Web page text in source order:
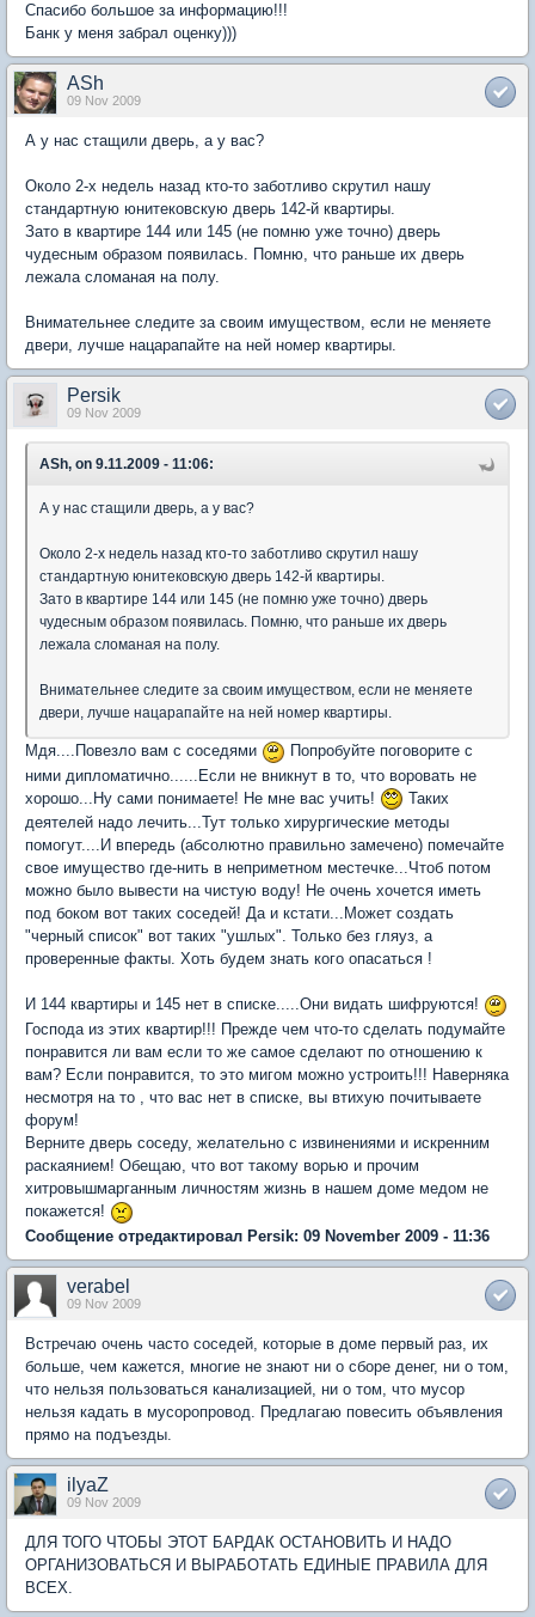
Спасибо большое за информацию!!!
Банк у меня забрал оценку)))
ASh
09 Nov 2009
А у нас стащили дверь, а у вас?
Около 2-х недель назад кто-то заботливо скрутил нашу
стандартную юнитековскую дверь 142-й квартиры.
Зато в квартире 144 или 145 (не помню уже точно) дверь
чудесным образом появилась. Помню, что раньше их дверь
лежала сломаная на полу.
Внимательнее следите за своим имуществом, если не меняете
двери, лучше нацарапайте на ней номер квартиры.
Persik
09 Nov 2009
ASh, on 9.11.2009 - 11:06:
А у нас стащили дверь, а у вас?
Около 2-х недель назад кто-то заботливо скрутил нашу
стандартную юнитековскую дверь 142-й квартиры.
Зато в квартире 144 или 145 (не помню уже точно) дверь
чудесным образом появилась. Помню, что раньше их дверь
лежала сломаная на полу.
Внимательнее следите за своим имуществом, если не меняете
двери, лучше нацарапайте на ней номер квартиры.
Мдя....Повезло вам с соседями
Попробуйте поговорите с
ними дипломатично......Если не вникнут в то, что воровать не
хорошо...Ну сами понимаете! Не мне вас учить!
Таких
деятелей надо лечить...Тут только хирургические методы
помогут....И впередь (абсолютно правильно замечено) помечайте
свое имущество где-нить в неприметном местечке...Чтоб потом
можно было вывести на чистую воду! Не очень хочется иметь
под боком вот таких соседей! Да и кстати...Может создать
"черный список" вот таких "ушлых". Только без гляуз, а
проверенные факты. Хоть будем знать кого опасаться !
И 144 квартиры и 145 нет в списке.....Они видать шифруются!
Господа из этих квартир!!! Прежде чем что-то сделать подумайте
понравится ли вам если то же самое сделают по отношению к
вам? Если понравится, то это мигом можно устроить!!! Наверняка
несмотря на то , что вас нет в списке, вы втихую почитываете
форум!
Верните дверь соседу, желательно с извинениями и искренним
раскаянием! Обещаю, что вот такому ворью и прочим
хитровышмарганным личностям жизнь в нашем доме медом не
покажется!
Сообщение отредактировал Persik: 09 November 2009 - 11:36
verabel
09 Nov 2009
Встречаю очень часто соседей, которые в доме первый раз, их
больше, чем кажется, многие не знают ни о сборе денег, ни о том,
что нельзя пользоваться канализацией, ни о том, что мусор
нельзя кадать в мусоропровод. Предлагаю повесить объявления
прямо на подъезды.
ilyaZ
09 Nov 2009
ДЛЯ ТОГО ЧТОБЫ ЭТОТ БАРДАК ОСТАНОВИТЬ И НАДО
ОРГАНИЗОВАТЬСЯ И ВЫРАБОТАТЬ ЕДИНЫЕ ПРАВИЛА ДЛЯ
ВСЕХ.